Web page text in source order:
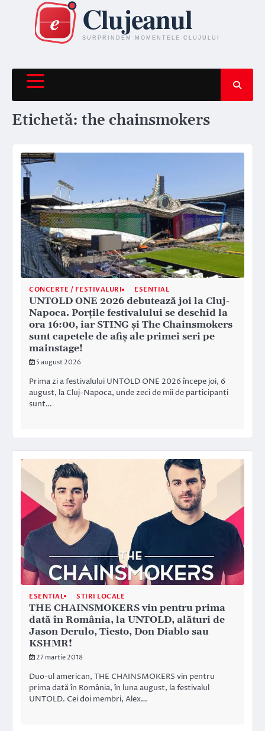
content
Etichetă: the chainsmokers
CONCERTE / FESTIVALURI ESENTIAL
UNTOLD ONE 2026 debutează joi la Cluj-
Napoca. Porțile festivalului se deschid la
ora 16:00, iar STING și The Chainsmokers
sunt capetele de afiș ale primei seri pe
mainstage!
5 august 2026
Prima zi a festivalului UNTOLD ONE 2026 începe joi, 6
august, la Cluj-Napoca, unde zeci de mii de participanți
sunt…
ESENTIAL STIRI LOCALE
THE CHAINSMOKERS vin pentru prima
dată în România, la UNTOLD, alături de
Jason Derulo, Tiesto, Don Diablo sau
KSHMR!
27 martie 2018
Duo-ul american, THE CHAINSMOKERS vin pentru
prima dată în România, în luna august, la festivalul
UNTOLD. Cei doi membri, Alex…